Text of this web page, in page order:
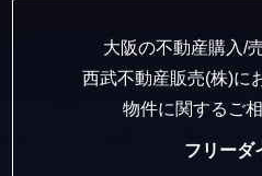
大阪の不動産購入/
西武不動産販売(株)に
物件に関するご
フリーダ